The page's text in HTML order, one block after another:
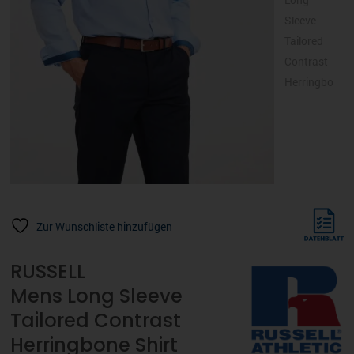
Zur Wunschliste hinzufügen
RUSSELL
Mens Long Sleeve
Tailored Contrast
Herringbone Shirt